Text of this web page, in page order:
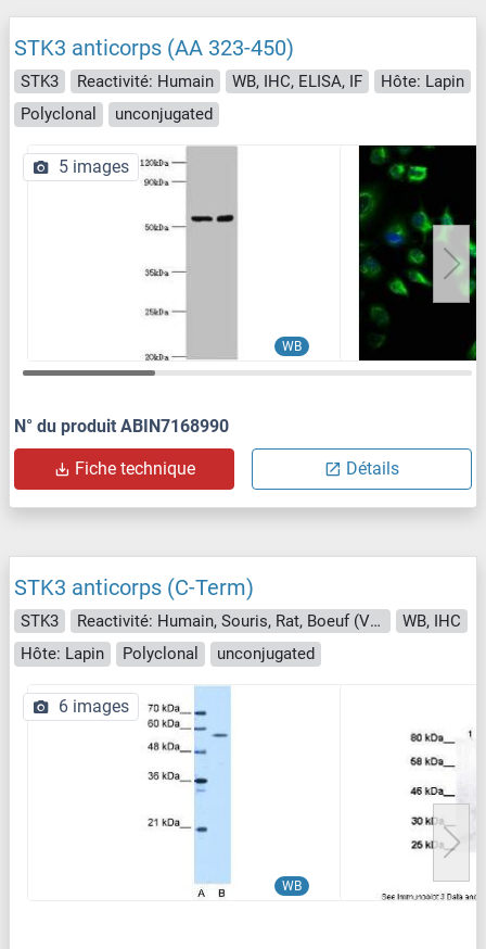
STK3 anticorps (AA 323-450)
STK3 Reactivité: Humain WB, IHC, ELISA, IF
Hôte: Lapin
Polyclonal
unconjugated
WB
5 images
N° du produit ABIN7168990
Fiche technique Détails
STK3 anticorps (C-Term)
STK3 Reactivité: Humain, Souris, Rat, Boeuf (Vache), Poisson zèbre (Danio rerio), Chien, Lapin, Cheval, Cobaye
WB, IHC
Hôte: Lapin
Polyclonal unconjugated
WB
6 images